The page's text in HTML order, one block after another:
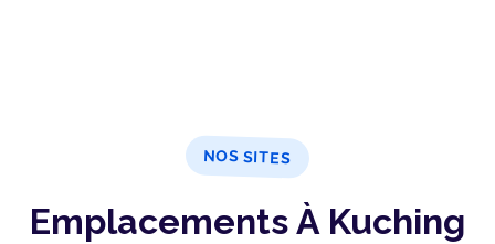
NOS SITES
Emplacements À Kuching